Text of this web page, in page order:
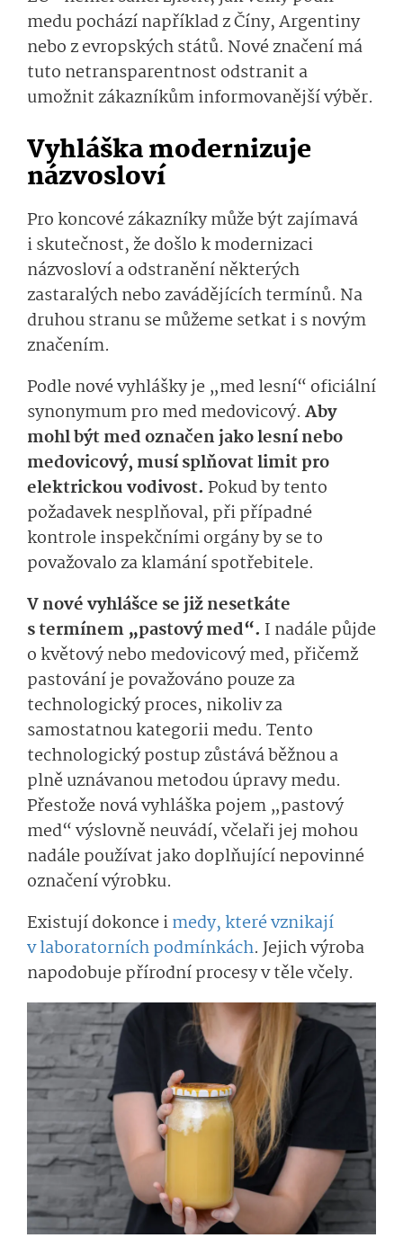
medu pochází například z Číny, Argentiny
nebo z evropských států. Nové značení má
tuto netransparentnost odstranit a
umožnit zákazníkům informovanější vý­běr.
Vyhláška modernizuje
názvosloví
Pro koncové zákazníky může být zajímavá
i skutečnost, že došlo k modernizaci
názvosloví a odstranění některých
zastaralých nebo zavádějících termínů. Na
druhou stranu se můžeme setkat i s novým
značením.
Podle nové vyhlášky je „med lesní“ oficiální
synonymum pro med medovicový. Aby
mohl být med označen jako lesní nebo
medovicový, musí splňovat limit pro
elektrickou vodivost. Pokud by tento
požadavek nesplňoval, při případné
kontrole inspekčními orgány by se to
považovalo za klamání spotřebitele.
V nové vyhlášce se již nesetkáte
s termínem „pastový med“. I nadále půjde
o květový nebo medovicový med, přičemž
pastování je považováno pouze za
technologický proces, nikoliv za
samostatnou kategorii medu. Tento
technologický postup zůstává běžnou a
plně uznávanou metodou úpravy medu.
Přestože nová vyhláška pojem „pastový
med“ výslovně neuvádí, včelaři jej mohou
nadále používat jako doplňující nepovinné
označení výrobku.
Existují dokonce imedy, které vznikají
v laboratorních podmínkách. Jejich výroba
napodobuje přírodní procesy v těle včely.